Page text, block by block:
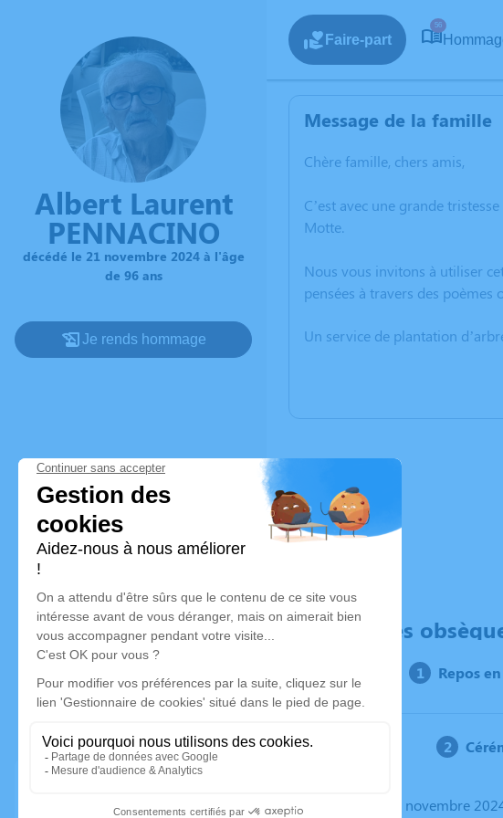
Albert Laurent
PENNACINO
décédé le 21 novembre 2024 à l'âge
de 96 ans
Je rends hommage
Faire-part
56
Message de la famille
Chère famille, chers amis,
C’est avec une grande
Motte.
Nous vous invitons à utiliser
pensées à travers des
Un service de plantation
Déroulé des
Repos
Le jeudi 28 novembre